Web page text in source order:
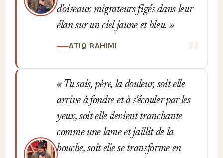
d'oiseaux migrateurs figés dans leur
élan sur un ciel jaune et bleu.
ATIQ RAHIMI
Tu sais, père, la douleur, soit elle
arrive à fondre et à s'écouler par les
yeux, soit elle devient tranchante
comme une lame et jaillit de la
bouche, soit elle se transforme en